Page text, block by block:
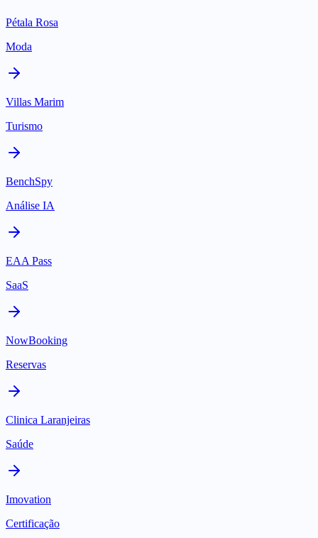
Pétala Rosa
Moda
Villas Marim
Turismo
BenchSpy
Análise IA
EAA Pass
SaaS
NowBooking
Reservas
Clinica Laranjeiras
Saúde
Imovation
Certificação